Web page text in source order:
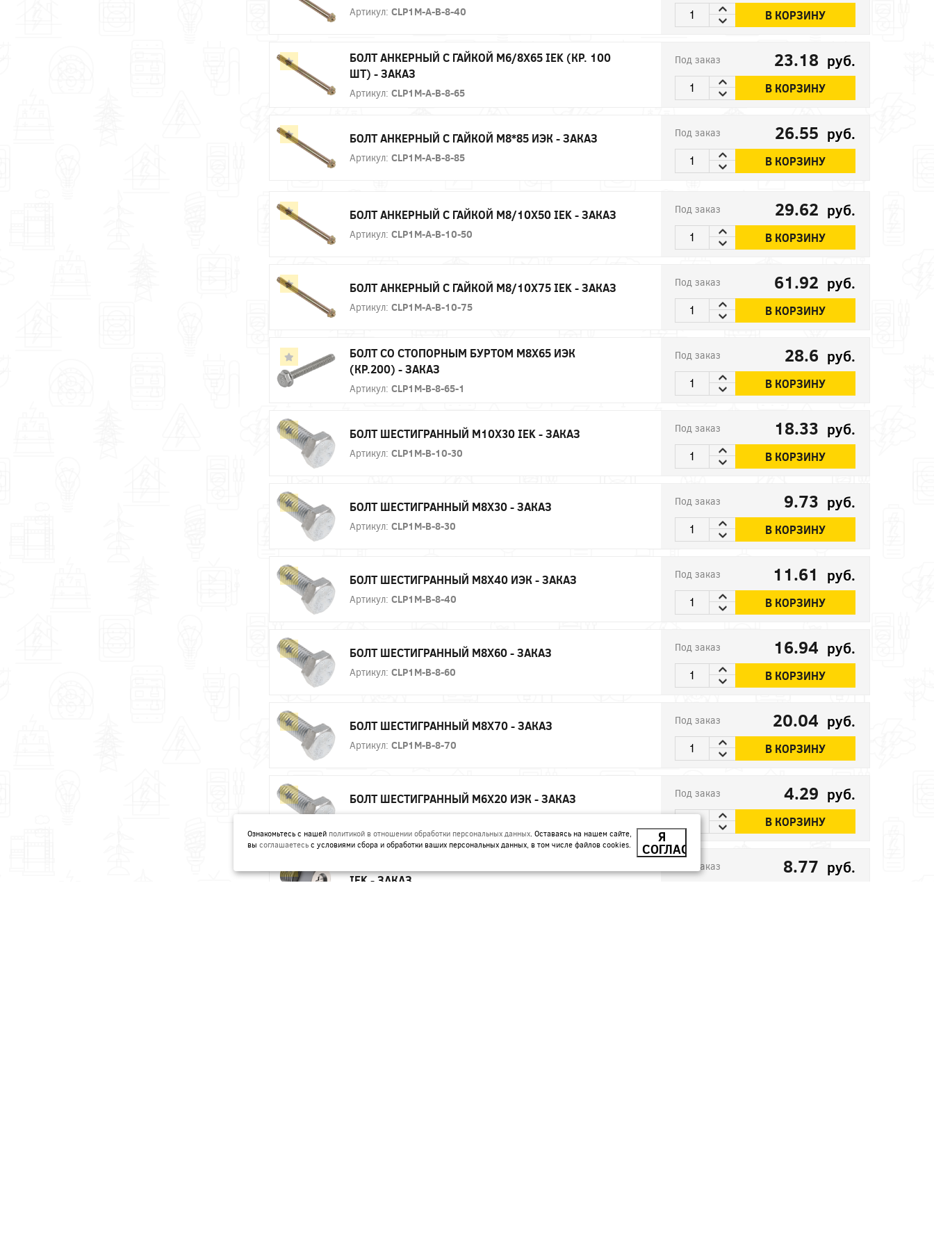
Артикул: CLP1M-A-B-8-40 В КОРЗИНУ
БОЛТ АНКЕРНЫЙ С ГАЙКОЙ М6/8Х65 IEK (КР. 100
ШТ) - ЗАКАЗ
Артикул: CLP1M-A-B-8-65
Под заказ 23.18 руб.
В КОРЗИНУ
БОЛТ АНКЕРНЫЙ С ГАЙКОЙ М8*85 ИЭК - ЗАКАЗ
Артикул: CLP1M-A-B-8-85
Под заказ 26.55 руб.
В КОРЗИНУ
БОЛТ АНКЕРНЫЙ С ГАЙКОЙ М8/10Х50 IEK - ЗАКАЗ
Артикул: CLP1M-A-B-10-50
Под заказ 29.62 руб.
В КОРЗИНУ
БОЛТ АНКЕРНЫЙ С ГАЙКОЙ М8/10Х75 IEK - ЗАКАЗ
Артикул: CLP1M-A-B-10-75
Под заказ 61.92 руб.
В КОРЗИНУ
БОЛТ СО СТОПОРНЫМ БУРТОМ М8Х65 ИЭК
(КР.200) - ЗАКАЗ
Артикул: CLP1M-B-8-65-1
Под заказ 28.6 руб.
В КОРЗИНУ
БОЛТ ШЕСТИГРАННЫЙ М10Х30 IEK - ЗАКАЗ
Артикул: CLP1M-B-10-30
Под заказ 18.33 руб.
В КОРЗИНУ
БОЛТ ШЕСТИГРАННЫЙ М8Х30 - ЗАКАЗ
Артикул: CLP1M-B-8-30
Под заказ 9.73 руб.
В КОРЗИНУ
БОЛТ ШЕСТИГРАННЫЙ М8Х40 ИЭК - ЗАКАЗ
Артикул: CLP1M-B-8-40
Под заказ 11.61 руб.
В КОРЗИНУ
БОЛТ ШЕСТИГРАННЫЙ М8Х60 - ЗАКАЗ
Артикул: CLP1M-B-8-60
Под заказ 16.94 руб.
В КОРЗИНУ
БОЛТ ШЕСТИГРАННЫЙ М8Х70 - ЗАКАЗ
Артикул: CLP1M-B-8-70
Под заказ 20.04 руб.
В КОРЗИНУ
БОЛТ ШЕСТИГРАННЫЙ М6Х20 ИЭК - ЗАКАЗ Под заказ 4.29 руб.
В КОРЗИНУ
IEK - ЗАКАЗ
Под заказ 8.77 руб.
Ознакомьтесь с нашей политикой в отношении обработки персональных данных. Оставаясь на нашем сайте,
вы соглашаетесь с условиями сбора и обработки ваших персональных данных, в том числе файлов cookies. Я
СОГЛАСЕН